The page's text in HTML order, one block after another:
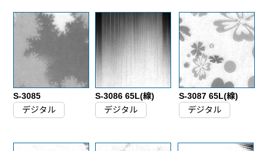
S-3085
デジタル
S-3086 65L(線)
デジタル
S-3087 65L(線)
デジタル